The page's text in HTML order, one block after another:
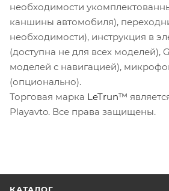
необходимости
каншины автомобиля),
необходимости), инструкция в
(доступна не для всех моделей),
моделей с навигацией),
(опционально).
Торговая марка LeTrun™
Playavto. Все права защищены.